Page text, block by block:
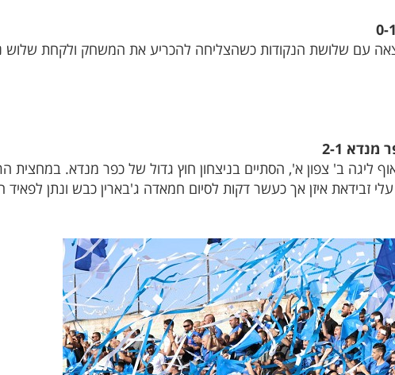
עם שלושת הנקודות כשהצליחה להכריע את המשחק ולקחת שלוש
2-1
ליגה ב' צפון א', הסתיים בניצחון חוץ גדול של כפר מנדא. במחצית
זבידאת איזן אך כעשר דקות לסיום חמאדה ג'בארין כבש ונתן